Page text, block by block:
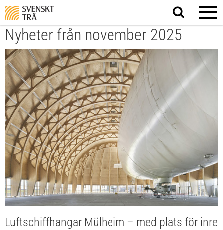
Sök
på
webbplatsen
Nyheter från november 2025
Luftschiffhangar Mülheim – med plats för inre